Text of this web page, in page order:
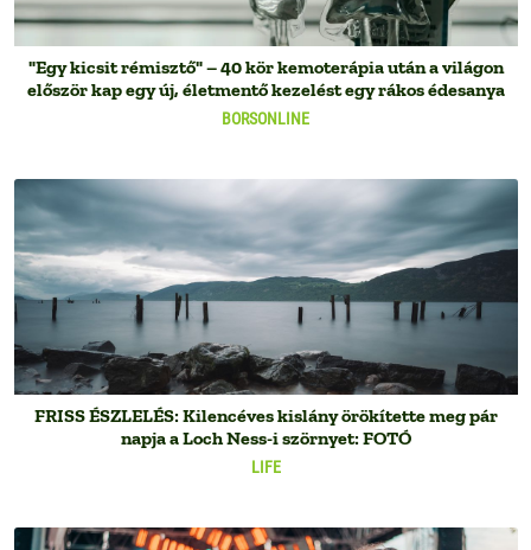
BORSONLINE
"Egy kicsit rémisztő" – 40 kör kemoterápia után a világon
először kap egy új, életmentő kezelést egy rákos édesanya
LIFE
FRISS ÉSZLELÉS: Kilencéves kislány örökítette meg pár
napja a Loch Ness-i szörnyet: FOTÓ